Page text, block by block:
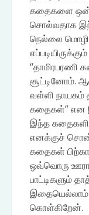
கதைகளை
சொல்வதாக
நெல்லை
“தாமிரபரணி
சூட்டினோம்.
வள்ளி
கதைகள்” என
இந்த
எனக்குச்
கதைகள்
ஒவ்வொரு
பாட்டிகளும்
இதையெல்லாம்
கொள்கிறேன்.